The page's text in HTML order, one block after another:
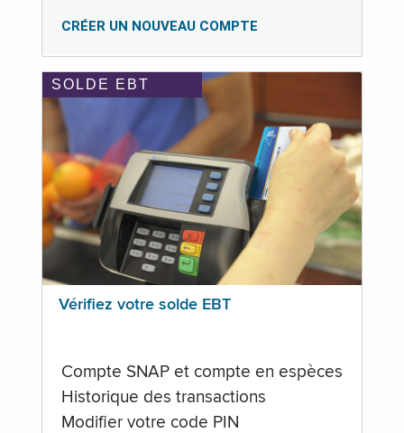
CRÉER UN NOUVEAU COMPTE
SOLDE EBT
Vérifiez votre solde EBT
Compte SNAP et compte en espèces
Historique des transactions
Modifier votre code PIN